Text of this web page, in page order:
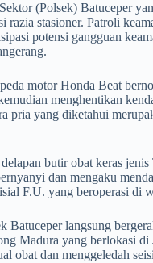
(Polsek) Batuceper
stasioner. Patroli
potensi gangguan
motor Honda Beat
menghentikan
pria yang diketahui
butir obat keras
dan mengaku
F.U. yang beroperasi di
langsung
Madura yang berlokasi
obat dan menggeledah